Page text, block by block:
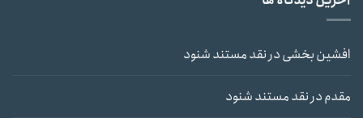
افشین بخشیدرنقد مستند شنود
مقدمدرنقد مستند شنود